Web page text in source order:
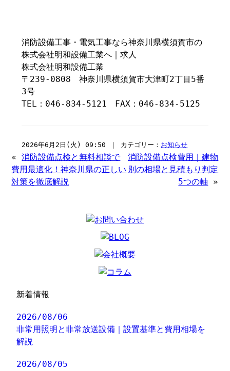
消防設備工事・電気工事なら神奈川県横須賀市の
株式会社明和設備工業へ｜求人
株式会社明和設備工業
〒239-0808 神奈川県横須賀市大津町2丁目5番
3号
TEL：046-834-5121 FAX：046-834-5125
2026年6月2日(火) 09:50 ｜ カテゴリー： お知らせ
«消防設備点検と無料相談で
費用最適化！神奈川県の正しい
対策を徹底解説
消防設備点検費用｜建物
別の相場と見積もり判定
5つの軸 »
新着情報
2026/08/06
非常用照明と非常放送設備｜設置基準と費用相場を
解説
2026/08/05